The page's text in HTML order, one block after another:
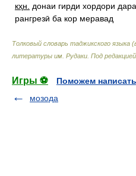
кҳн.
донаи гирди хордори
рангрезӣ ба кор меравад
Толковый словарь таджикского
литературы им. Рудаки Под
Игры ⚽
Поможем
мозода